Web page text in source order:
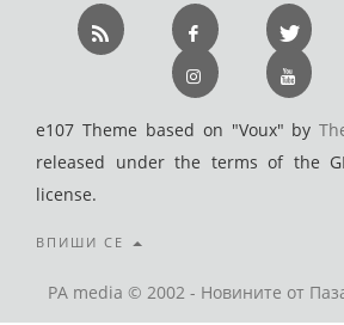
e107 Theme based on "Voux" by
released under the terms of the
license.
ВПИШИ СЕ
PA media © 2002 - Новините от